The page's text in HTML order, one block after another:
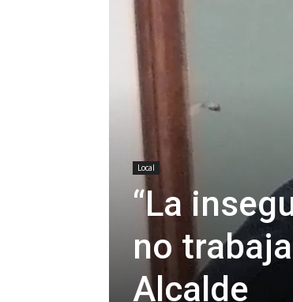
Local
“La
no
Alcalde